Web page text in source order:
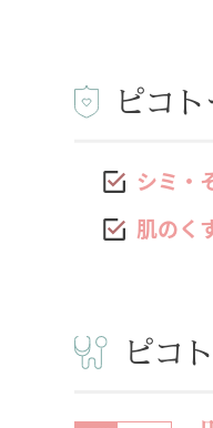
ピコ
シミ・
肌のく
ピコ